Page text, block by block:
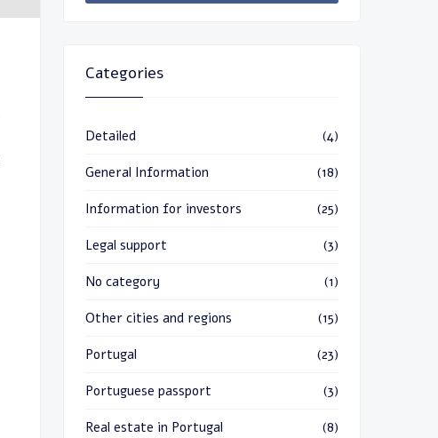
Categories
Detailed (4)
General Information (18)
Information for investors (25)
Legal support (3)
No category (1)
Other cities and regions (15)
Portugal (23)
Portuguese passport (3)
Real estate in Portugal (8)